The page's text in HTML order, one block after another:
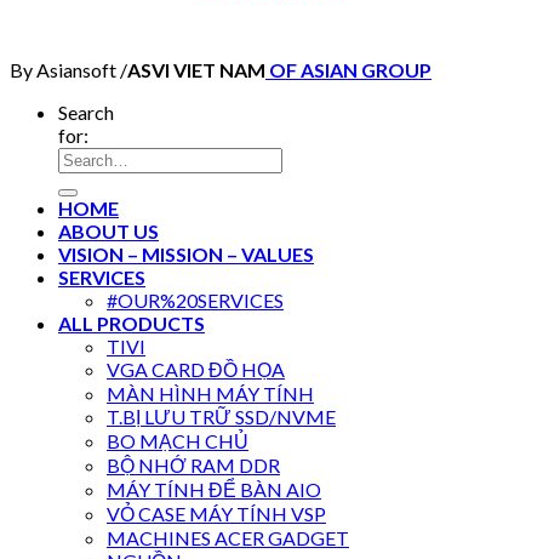
By Asiansoft /ASVI VIET NAM OF ASIAN GROUP
Search
for:
HOME
ABOUT US
VISION – MISSION – VALUES
SERVICES
#OUR%20SERVICES
ALL PRODUCTS
TIVI
VGA CARD ĐỒ HỌA
MÀN HÌNH MÁY TÍNH
T.BỊ LƯU TRỮ SSD/NVME
BO MẠCH CHỦ
BỘ NHỚ RAM DDR
MÁY TÍNH ĐỂ BÀN AIO
VỎ CASE MÁY TÍNH VSP
MACHINES ACER GADGET